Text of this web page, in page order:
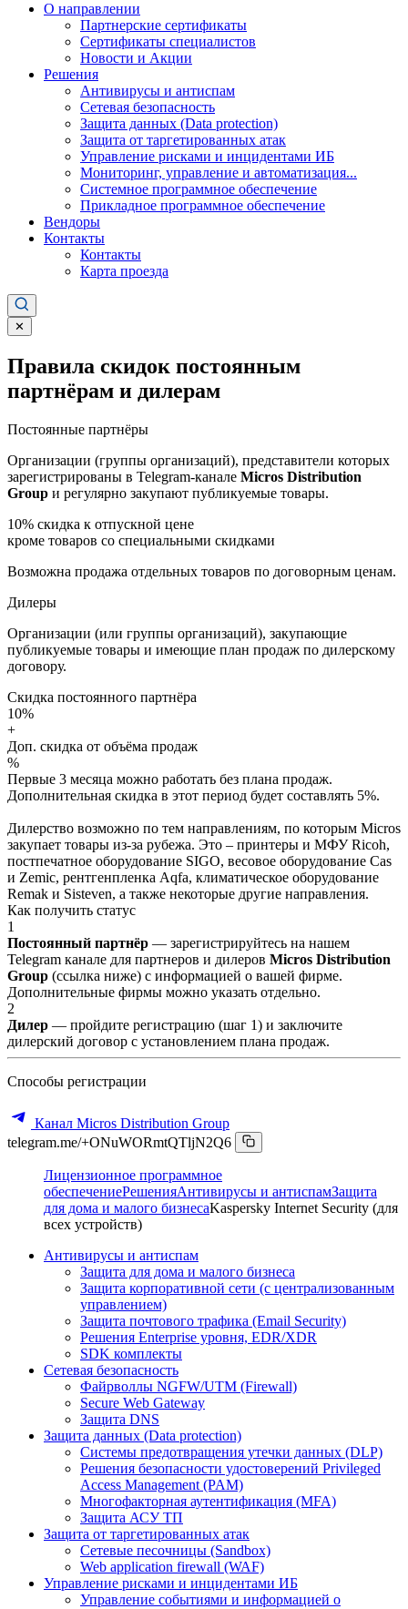
О направлении
Партнерские сертификаты
Сертификаты специалистов
Новости и Акции
Решения
Антивирусы и антиспам
Сетевая безопасность
Защита данных (Data protection)
Защита от таргетированных атак
Управление рисками и инцидентами ИБ
Мониторинг, управление и автоматизация...
Системное программное обеспечение
Прикладное программное обеспечение
Вендоры
Контакты
Контакты
Карта проезда
✕
Правила скидок постоянным
партнёрам и дилерам
Постоянные партнёры
Организации (группы организаций), представители которых
зарегистрированы в Telegram-канале Micros Distribution
Group и регулярно закупают публикуемые товары.
10% скидка к отпускной цене
кроме товаров со специальными скидками
Возможна продажа отдельных товаров по договорным ценам.
Дилеры
Организации (или группы организаций), закупающие
публикуемые товары и имеющие план продаж по дилерскому
договору.
Скидка постоянного партнёра
10%
+
Доп. скидка от объёма продаж
%
Первые 3 месяца можно работать без плана продаж.
Дополнительная скидка в этот период будет составлять 5%.
Дилерство возможно по тем направлениям, по которым Micros
закупает товары из-за рубежа. Это – принтеры и МФУ Ricoh,
постпечатное оборудование SIGO, весовое оборудование Cas
и Zemic, рентгенпленка Aqfa, климатическое оборудование
Remak и Sisteven, а также некоторые другие направления.
Как получить статус
1
Постоянный партнёр — зарегистрируйтесь на нашем
Telegram канале для партнеров и дилеров Micros Distribution
Group (ссылка ниже) с информацией о вашей фирме.
Дополнительные фирмы можно указать отдельно.
2
Дилер — пройдите регистрацию (шаг 1) и заключите
дилерский договор с установлением плана продаж.
Способы регистрации
Канал Micros Distribution Group
telegram.me/+ONuWORmtQTljN2Q6
Лицензионное программное
обеспечениеРешенияАнтивирусы и антиспамЗащита
для дома и малого бизнесаKaspersky Internet Security (для
всех устройств)
Антивирусы и антиспам
Защита для дома и малого бизнеса
Защита корпоративной сети (с централизованным
управлением)
Защита почтового трафика (Email Security)
Решения Enterprise уровня, EDR/XDR
SDK комплекты
Сетевая безопасность
Файрволлы NGFW/UTM (Firewall)
Secure Web Gateway
Защита DNS
Защита данных (Data protection)
Системы предотвращения утечки данных (DLP)
Решения безопасности удостоверений Privileged
Access Management (PAM)
Многофакторная аутентификация (MFA)
Защита АСУ ТП
Защита от таргетированных атак
Сетевые песочницы (Sandbox)
Web application firewall (WAF)
Управление рисками и инцидентами ИБ
Управление событиями и информацией о